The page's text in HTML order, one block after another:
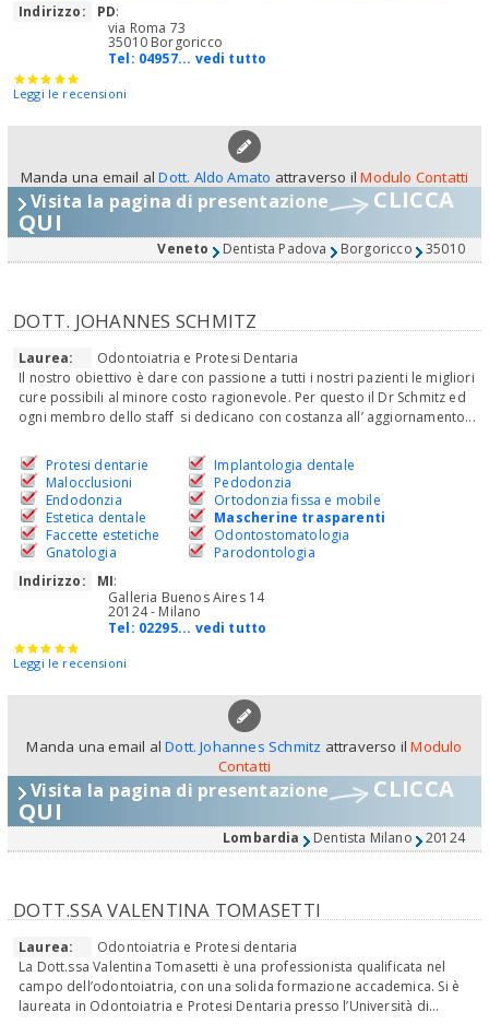
Indirizzo:
PD:
via Roma 73
35010 Borgoricco
Tel: 04957... vedi tutto
Leggi le recensioni
Manda una email alDott. Aldo Amato attraverso ilModulo Contatti
Visita la pagina di presentazione CLICCA
QUI
Veneto Dentista Padova Borgoricco 35010
DOTT. JOHANNES SCHMITZ
Laurea:
Odontoiatria e Protesi Dentaria
Il nostro obiettivo è dare con passione a tutti i nostri pazienti le migliori
cure possibili al minore costo ragionevole. Per questo il Dr Schmitz ed
ogni membro dello staff si dedicano con costanza all’ aggiornamento...
Protesi dentarie
Malocclusioni
Endodonzia
Estetica dentale
Faccette estetiche
Gnatologia
Implantologia dentale
Pedodonzia
Ortodonzia fissa e mobile
Mascherine trasparenti
Odontostomatologia
Parodontologia
Indirizzo:
MI:
Galleria Buenos Aires 14
20124 - Milano
Tel: 02295... vedi tutto
Leggi le recensioni
Manda una email alDott. Johannes Schmitz attraverso ilModulo
Contatti
Visita la pagina di presentazione CLICCA
QUI
Lombardia Dentista Milano 20124
DOTT.SSA VALENTINA TOMASETTI
Laurea:
Odontoiatria e Protesi dentaria
La Dott.ssa Valentina Tomasetti è una professionista qualificata nel
campo dell’odontoiatria, con una solida formazione accademica. Si è
laureata in Odontoiatria e Protesi Dentaria presso l’Università di...